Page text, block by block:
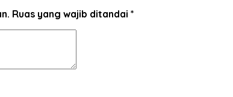
Ruas yang wajib ditandai *